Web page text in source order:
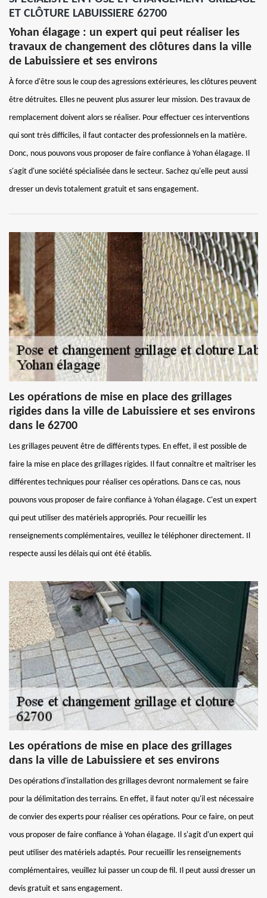
ET CLÔTURE LABUISSIERE 62700
Yohan élagage : un expert qui peut réaliser les
travaux de changement des clôtures dans la ville
de Labuissiere et ses environs
À force d'être sous le coup des agressions extérieures, les clôtures peuvent
être détruites. Elles ne peuvent plus assurer leur mission. Des travaux de
remplacement doivent alors se réaliser. Pour effectuer ces interventions
qui sont très difficiles, il faut contacter des professionnels en la matière.
Donc, nous pouvons vous proposer de faire confiance à Yohan élagage. Il
s'agit d'une société spécialisée dans le secteur. Sachez qu'elle peut aussi
dresser un devis totalement gratuit et sans engagement.
Les opérations de mise en place des grillages
rigides dans la ville de Labuissiere et ses environs
dans le 62700
Les grillages peuvent être de différents types. En effet, il est possible de
faire la mise en place des grillages rigides. Il faut connaître et maîtriser les
différentes techniques pour réaliser ces opérations. Dans ce cas, nous
pouvons vous proposer de faire confiance à Yohan élagage. C'est un expert
qui peut utiliser des matériels appropriés. Pour recueillir les
renseignements complémentaires, veuillez le téléphoner directement. Il
respecte aussi les délais qui ont été établis.
Les opérations de mise en place des grillages
dans la ville de Labuissiere et ses environs
Des opérations d'installation des grillages devront normalement se faire
pour la délimitation des terrains. En effet, il faut noter qu'il est nécessaire
de convier des experts pour réaliser ces opérations. Pour ce faire, on peut
vous proposer de faire confiance à Yohan élagage. Il s'agit d'un expert qui
peut utiliser des matériels adaptés. Pour recueillir les renseignements
complémentaires, veuillez lui passer un coup de fil. Il peut aussi dresser un
devis gratuit et sans engagement.